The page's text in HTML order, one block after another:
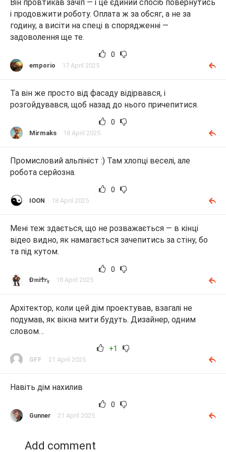
Він провтикав зачіп — і це єдиний спосіб повернутись
і продовжити роботу. Оплата ж за обсяг, а не за
годину, а висіти на спеці в спорядженні —
задоволення ще те.
0
emporio 17 April 2025
Та він же просто від фасаду відірвався, і
розгойдувався, щоб назад до нього причепитися.
0
Mirmaks 18 April 2025
Промисловий альпініст :) Там хлопці веселі, але
робота серйозна.
0
IOON 18 April 2025
Мені теж здається, що не розважається — в кінці
відео видно, як намагається зачепитись за стіну, бо
та під кутом.
0
Ɖ𝔪i♰𝘳ᵧ 18 April 2025
Архітектор, коли цей дім проектував, взагалі не
подумав, як вікна мити будуть. Дизайнер, одним
словом…
+1
GFF 21 April 2025
Навіть дім нахилив
0
Gunner 21 April 2025
Add comment